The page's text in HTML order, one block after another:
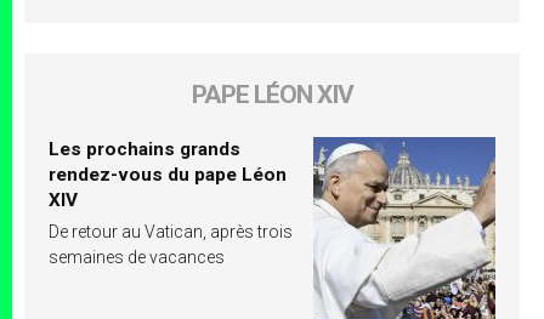
PAPE LÉON XIV
Les prochains grands
rendez-vous du pape Léon
XIV
De retour au Vatican, après trois
semaines de vacances